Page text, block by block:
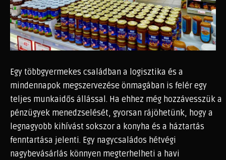
Egy többgyermekes családban a logisztika és a
mindennapok megszervezése önmagában is felér egy
teljes munkaidős állással. Ha ehhez még hozzávesszük a
pénzügyek menedzselését, gyorsan rájöhetünk, hogy a
legnagyobb kihívást sokszor a konyha és a háztartás
fenntartása jelenti. Egy nagycsaládos hétvégi
nagybevásárlás könnyen megterhelheti a havi